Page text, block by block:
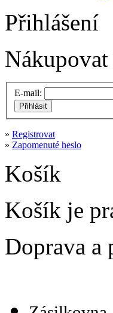
Přihlášení
E-mail:
Přihlásit
» Registrovat
» Zapomenuté heslo
Košík
Košík je
Doprava a